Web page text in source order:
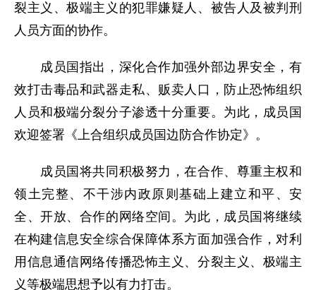
裂主义、极端主义的犯罪嫌疑人、被告人及被判刑
人员方面的协作。
成员国指出，深化合作加强外部边界安全，有
效打击毒品和武器走私、贩卖人口，防止恐怖组织
人员和极端分裂分子渗透十分重要。为此，成员国
欢迎签署《上合组织成员国边防合作协定》。
成员国将共同积极努力，在合作、尊重主权和
领土完整、不干涉内政原则基础上建立和平、安
全、开放、合作的网络空间。为此，成员国将继续
在构建信息安全综合保障体系方面加强合作，对利
用信息通信网络传播恐怖主义、分裂主义、极端主
义等极端思想予以有力打击。